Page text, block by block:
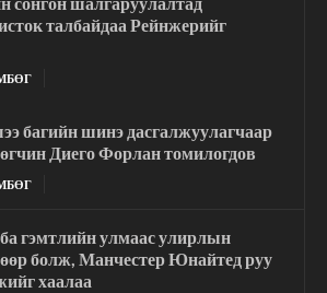
талбайдаа Рейнжерийг
багийн шинэ дасгалжуулагчаар
Диего Форлан томилогдов
гэмтлийн улмаас улирлын
болж, Манчестер Юнайтед руу
хаалаа